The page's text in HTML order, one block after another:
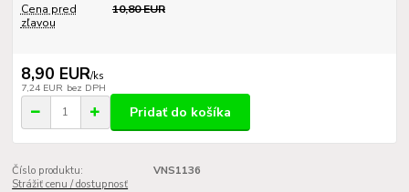
Cena pred
zľavou
10,80 EUR
8,90 EUR/ks
7,24 EUR bez DPH
Pridať do košíka
Číslo produktu:
VNS1136
Strážiť cenu / dostupnosť